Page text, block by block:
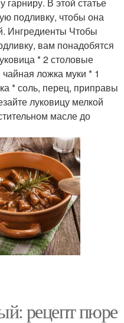
подливку, чтобы она
Ингредиенты Чтобы
вам понадобятся
* 2 столовые
ложка муки * 1
* соль, перец, приправы
луковицу мелкой
масле до
рецепт пюре